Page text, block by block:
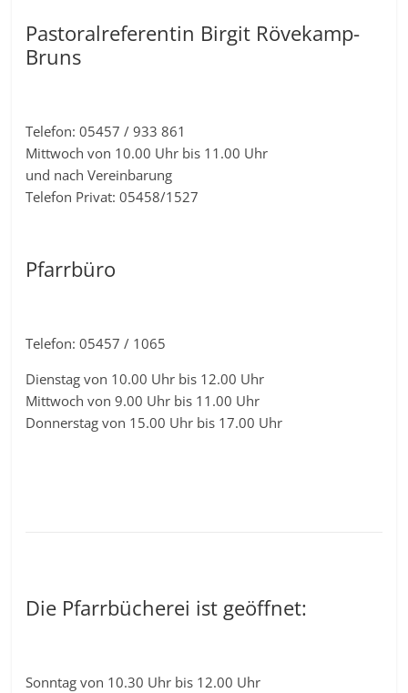
Pastoralreferentin Birgit Rövekamp-
Bruns
Telefon: 05457 / 933 861
Mittwoch von 10.00 Uhr bis 11.00 Uhr
und nach Vereinbarung
Telefon Privat: 05458/1527
Pfarrbüro
Telefon: 05457 / 1065
Dienstag von 10.00 Uhr bis 12.00 Uhr
Mittwoch von 9.00 Uhr bis 11.00 Uhr
Donnerstag von 15.00 Uhr bis 17.00 Uhr
Die Pfarrbücherei ist geöffnet:
Sonntag von 10.30 Uhr bis 12.00 Uhr